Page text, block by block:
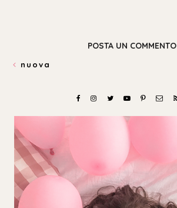
POSTA UN COMMENTO
nuova